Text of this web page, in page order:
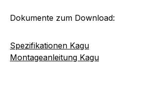
Dokumente zum Download:
Spezifikationen Kagu
Montageanleitung Kagu